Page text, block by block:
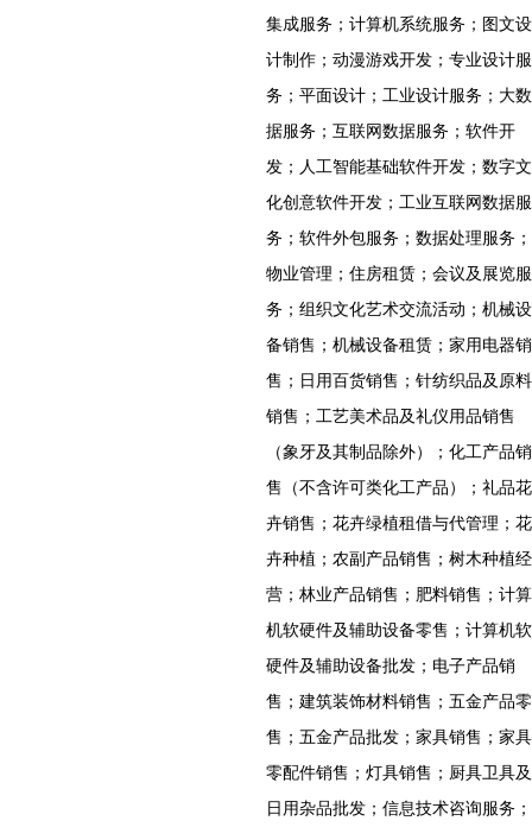
集成服务；计算机系统服务；图文设
计制作；动漫游戏开发；专业设计服
务；平面设计；工业设计服务；大数
据服务；互联网数据服务；软件开
发；人工智能基础软件开发；数字文
化创意软件开发；工业互联网数据服
务；软件外包服务；数据处理服务；
物业管理；住房租赁；会议及展览服
务；组织文化艺术交流活动；机械设
备销售；机械设备租赁；家用电器销
售；日用百货销售；针纺织品及原料
销售；工艺美术品及礼仪用品销售
（象牙及其制品除外）；化工产品销
售（不含许可类化工产品）；礼品花
卉销售；花卉绿植租借与代管理；花
卉种植；农副产品销售；树木种植经
营；林业产品销售；肥料销售；计算
机软硬件及辅助设备零售；计算机软
硬件及辅助设备批发；电子产品销
售；建筑装饰材料销售；五金产品零
售；五金产品批发；家具销售；家具
零配件销售；灯具销售；厨具卫具及
日用杂品批发；信息技术咨询服务；